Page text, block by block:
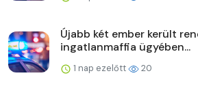
Újabb két ember került
ingatlanmaffia ügyében...
1 nap ezelőtt 20